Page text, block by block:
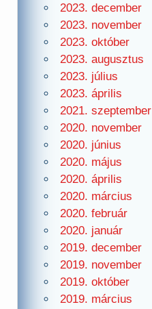
2023. december
2023. november
2023. október
2023. augusztus
2023. július
2023. április
2021. szeptember
2020. november
2020. június
2020. május
2020. április
2020. március
2020. február
2020. január
2019. december
2019. november
2019. október
2019. március